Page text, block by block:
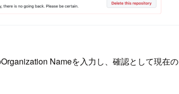
Nameを入力し、確認として現在の